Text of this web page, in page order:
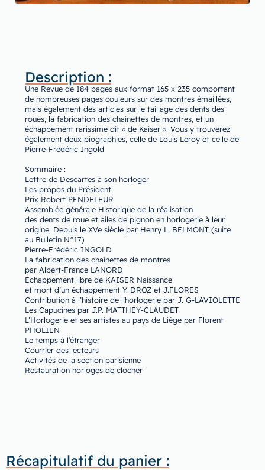
Description :
Une Revue de 184 pages aux format 165 x 235 comportant
de nombreuses pages couleurs sur des montres émaillées,
mais également des articles sur le taillage des dents des
roues, la fabrication des chainettes de montres, et un
échappement rarissime dit « de Kaiser ». Vous y trouverez
également deux biographies, celle de Louis Leroy et celle de
Pierre-Frédéric Ingold
Sommaire :
Lettre de Descartes à son horloger
Les propos du Président
Prix Robert PENDELEUR
Assemblée générale Historique de la réalisation
des dents de roue et ailes de pignon en horlogerie à leur
origine. Depuis le XVe siècle par Henry L. BELMONT (suite
au Bulletin N°17)
Pierre-Frédéric INGOLD
La fabrication des chaînettes de montres
par Albert-France LANORD
Echappement libre de KAISER Naissance
et mort d’un échappement Y. DROZ et J.FLORES
Contribution à l’histoire de l’horlogerie par J. G-LAVIOLETTE
Les Capucines par J.P. MATTHEY-CLAUDET
L’Horlogerie et ses artistes au pays de Liège par Florent
PHOLIEN
Le temps à l’étranger
Courrier des lecteurs
Activités de la section parisienne
Restauration horloges de clocher
Récapitulatif du panier :